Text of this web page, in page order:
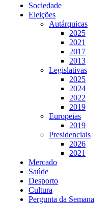
Sociedade
Eleições
Autárquicas
2025
2021
2017
2013
Legislativas
2025
2024
2022
2019
Europeias
2019
Presidenciais
2026
2021
Mercado
Saúde
Desporto
Cultura
Pergunta da Semana